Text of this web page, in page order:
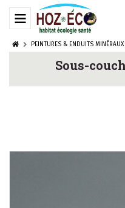
PEINTURES & ENDUITS
Sous-